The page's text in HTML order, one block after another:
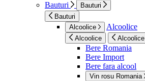
Bauturi
Bauturi
Bauturi
Alcoolice
Alcoolice
Alcoolice Alcoolice
Bere Romania
Bere Import
Bere fara alcool
Vin rosu Romania